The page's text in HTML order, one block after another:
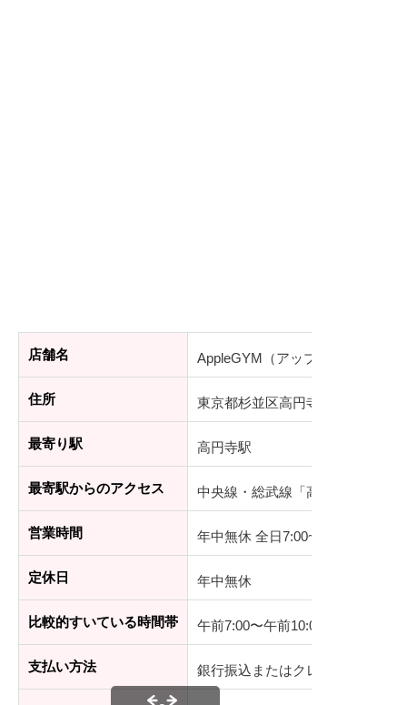
店舗名 AppleGYM（アップルジム）高円
住所 東京都杉並区高円寺北2-22-2 BBB
最寄り駅 高円寺駅
最寄駅からのアクセス 中央線・総武線「高円寺駅」北口
営業時間 年中無休 全日7:00~23:30
定休日 年中無休
比較的すいている時間帯 午前7:00〜午前10:00
支払い方法 銀行振込またはクレジットカード